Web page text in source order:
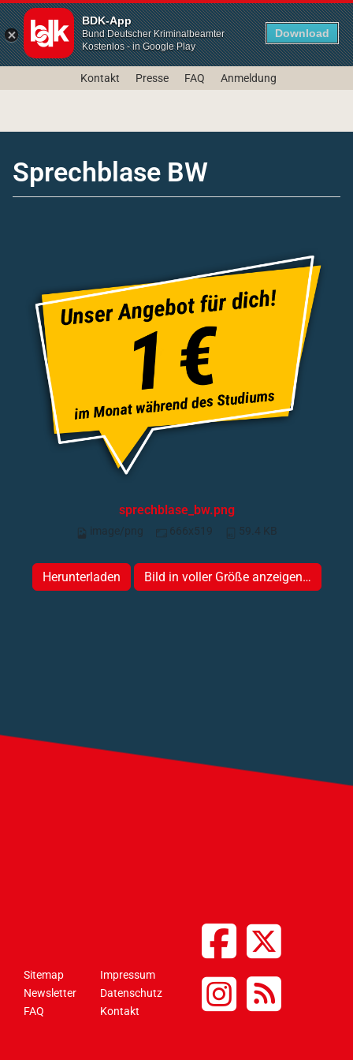
BDK-App
Bund Deutscher Kriminalbeamter
Kostenlos - in Google Play
Download
Kontakt Presse FAQ Anmeldung
Sprechblase BW
sprechblase_bw.png
image/png 666x519 59.4 KB
Herunterladen Bild in voller Größe anzeigen…
FAQ
Newsletter
Sitemap
Kontakt
Datenschutz
Impressum